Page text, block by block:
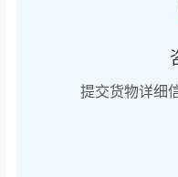
提交货物详细